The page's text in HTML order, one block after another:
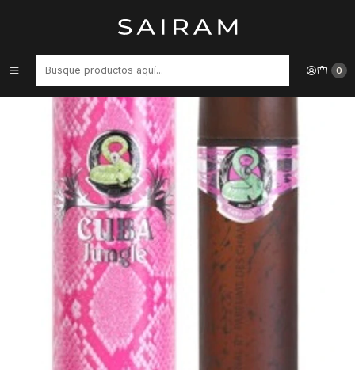
0
PERFUME CUBA JUNGLE SNAKE DAMA EDP 100 ML